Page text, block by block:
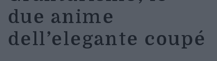
due anime
dell’elegante coupé